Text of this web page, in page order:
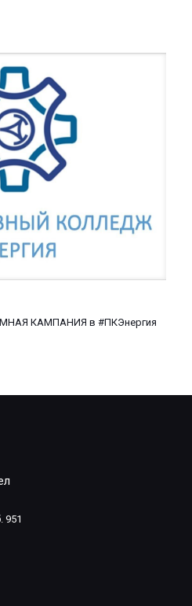
КАМПАНИЯ в #ПКЭнергия
951